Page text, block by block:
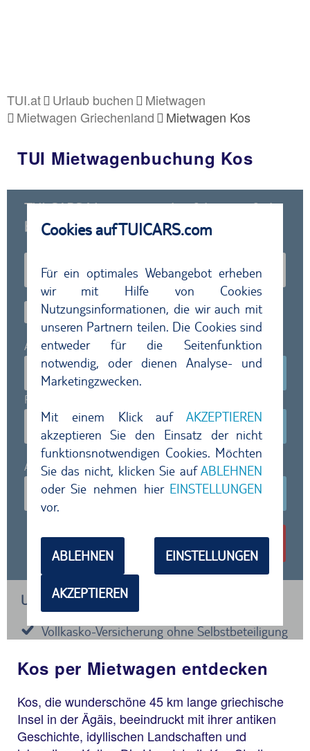
TUI.at Urlaub buchen
Mietwagen
Mietwagen Griechenland
Mietwagen Kos
TUI Mietwagenbuchung Kos
Kos per Mietwagen entdecken
Kos, die wunderschöne 45 km lange griechische
Insel in der Ägäis, beeindruckt mit ihrer antiken
Geschichte, idyllischen Landschaften und